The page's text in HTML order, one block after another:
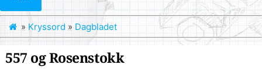
» Kryssord » Dagbladet
557 og Rosenstokk